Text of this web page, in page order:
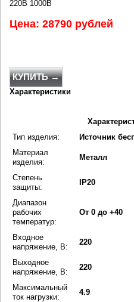
220В 1000В
Цена: 28790 рублей
КУПИТЬ →
Характеристики
Тип изделия:
Источник
Материал
изделия:
Металл
Степень
защиты:
IP20
Диапазон
рабочих
температур:
От 0 до +40
Входное
напряжение, В:
220
Выходное
напряжение, В:
220
Максимальный
ток нагрузки:
4.9